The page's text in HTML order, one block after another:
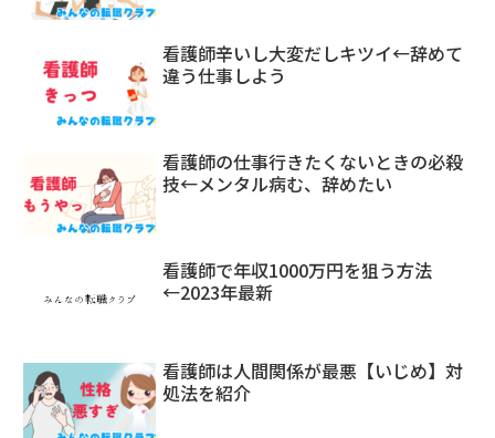
看護師辛いし大変だしキツイ←辞めて
違う仕事しよう
看護師の仕事行きたくないときの必殺
技←メンタル病む、辞めたい
看護師で年収1000万円を狙う方法
←2023年最新
看護師は人間関係が最悪【いじめ】対
処法を紹介